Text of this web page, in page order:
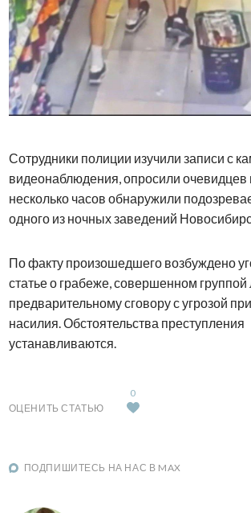
Сотрудники полиции изучили записи с
видеонаблюдения, опросили очевидцев
несколько часов обнаружили
одного из ночных заведений
По факту произошедшего возбуждено
статье о грабеже, совершенном группой
предварительному сговору с угрозой
насилия. Обстоятельства преступления
устанавливаются.
ОЦЕНИТЬ СТАТЬЮ
0
ПОДПИШИТЕСЬ НА НАС В MAX